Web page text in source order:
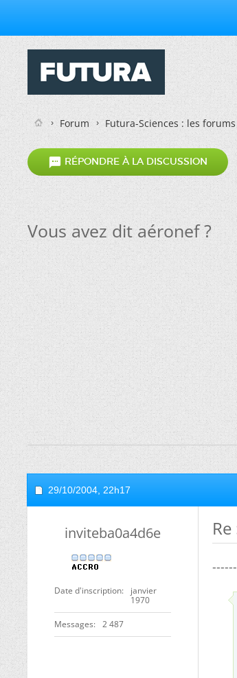
Forum Futura-Sciences : les
 RÉPONDRE À LA DISCUSSION
Vous avez dit aéronef ?
29/10/2004, 22h17
inviteba0a4d6e
Date d'inscription
janvier
1970
Messages 2 487
------